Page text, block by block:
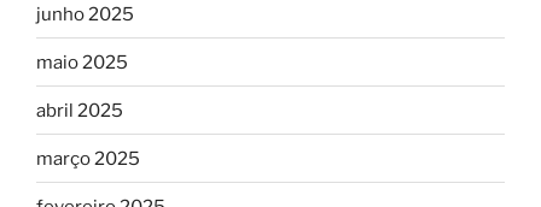
junho 2025
maio 2025
abril 2025
março 2025